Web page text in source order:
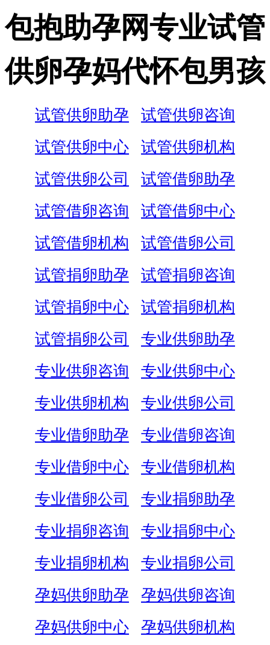
包抱助孕网专业试管
供卵孕妈代怀包男孩
试管供卵助孕
试管供卵咨询
试管供卵中心
试管供卵机构
试管供卵公司
试管借卵助孕
试管借卵咨询
试管借卵中心
试管借卵机构
试管借卵公司
试管捐卵助孕
试管捐卵咨询
试管捐卵中心
试管捐卵机构
试管捐卵公司
专业供卵助孕
专业供卵咨询
专业供卵中心
专业供卵机构
专业供卵公司
专业借卵助孕
专业借卵咨询
专业借卵中心
专业借卵机构
专业借卵公司
专业捐卵助孕
专业捐卵咨询
专业捐卵中心
专业捐卵机构
专业捐卵公司
孕妈供卵助孕
孕妈供卵咨询
孕妈供卵中心
孕妈供卵机构